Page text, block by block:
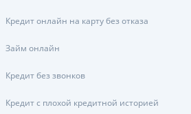
Кредит онлайн на карту без отказа
Займ онлайн
Кредит без звонков
Кредит с плохой кредитной историей